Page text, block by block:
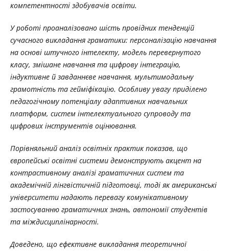
компетентності здобувачів освіти.
У роботі проаналізовано шість провідних тенденцій
сучасного викладання граматики: персоналізацію навчання
на основі штучного інтелекту, модель перевернутого
класу, змішане навчання та цифрову інтеграцію,
індуктивне й завданнєве навчання, мультимодальну
грамотність та гейміфікацію. Особливу увагу приділено
педагогічному потенціалу адаптивних навчальних
платформ, систем інтелектуального супроводу та
цифрових інструментів оцінювання.
Порівняльний аналіз освітніх практик показав, що
європейські освітні системи демонструють акцент на
контрастивному аналізі граматичних систем та
академічній лінгвістичній підготовці, тоді як американські
університети надають перевагу комунікативному
застосуванню граматичних знань, автономії студентів
та міждисциплінарності.
Доведено, що ефективне викладання теоретичної